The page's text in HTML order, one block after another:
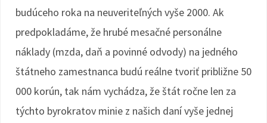
budúceho roka na neuveriteľných vyše 2000. Ak
predpokladáme, že hrubé mesačné personálne
náklady (mzda, daň a povinné odvody) na jedného
štátneho zamestnanca budú reálne tvoriť približne 50
000 korún, tak nám vychádza, že štát ročne len za
týchto byrokratov minie z našich daní vyše jednej